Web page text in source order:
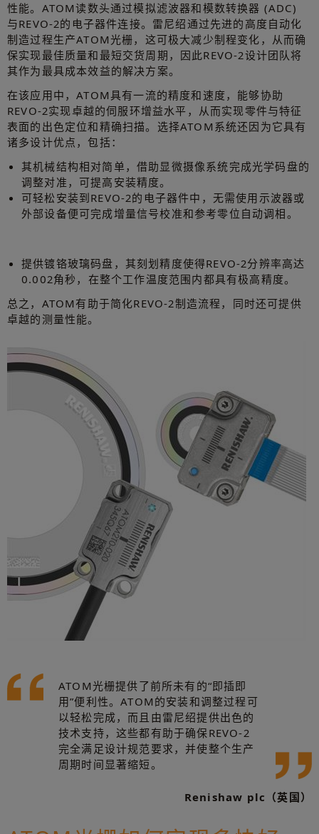
性能。ATOM读数头通过模拟滤波器和模数转换器 (ADC)
与REVO-2的电子器件连接。雷尼绍通过先进的高度自动化
制造过程生产ATOM光栅，这可极大减少制程变化，从而确
保实现最佳质量和最短交货周期，因此REVO-2设计团队将
其作为最具成本效益的解决方案。
在该应用中，ATOM具有一流的精度和速度，能够协助
REVO-2实现卓越的伺服环增益水平，从而实现零件与特征
表面的出色定位和精确扫描。选择ATOM系统还因为它具有
诸多设计优点，包括：
其机械结构相对简单，借助显微摄像系统完成光学码盘的
调整对准，可提高安装精度。
可轻松安装到REVO-2的电子器件中，无需使用示波器或
外部设备便可完成增量信号校准和参考零位自动调相。
提供镀铬玻璃码盘，其刻划精度使得REVO-2分辨率高达
0.002角秒，在整个工作温度范围内都具有极高精度。
总之，ATOM有助于简化REVO-2制造流程，同时还可提供
卓越的测量性能。
ATOM光栅提供了前所未有的“即插即
用”便利性。ATOM的安装和调整过程可
以轻松完成，而且由雷尼绍提供出色的
技术支持，这些都有助于确保REVO-2
完全满足设计规范要求，并使整个生产
周期时间显著缩短。
Renishaw plc（英国）